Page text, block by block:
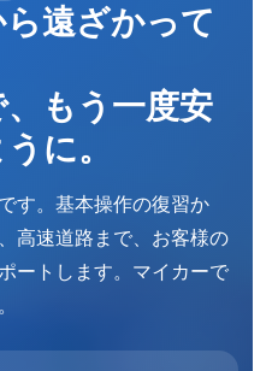
遠ざかって
もう一度安
に。
す。基本操作の復習か
高速道路まで、お客様の
ートします。マイカーで